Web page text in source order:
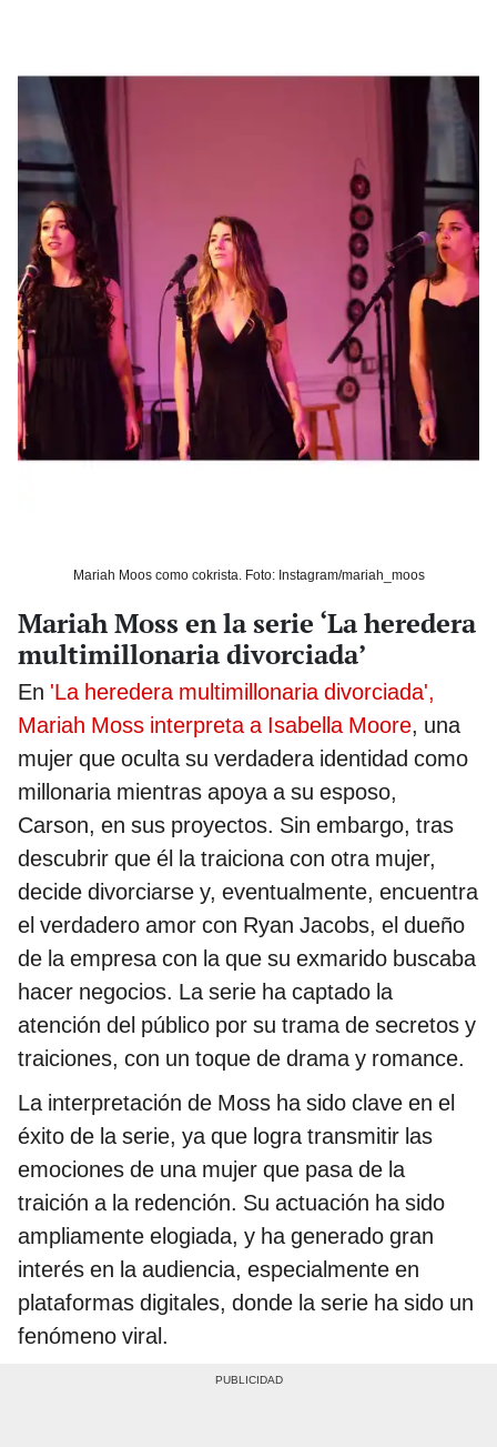
Mariah Moos como cokrista. Foto: Instagram/mariah_moos
Mariah Moss en la serie ‘La heredera
multimillonaria divorciada’
En 'La heredera multimillonaria divorciada',
Mariah Moss interpreta a Isabella Moore, una
mujer que oculta su verdadera identidad como
millonaria mientras apoya a su esposo,
Carson, en sus proyectos. Sin embargo, tras
descubrir que él la traiciona con otra mujer,
decide divorciarse y, eventualmente, encuentra
el verdadero amor con Ryan Jacobs, el dueño
de la empresa con la que su exmarido buscaba
hacer negocios. La serie ha captado la
atención del público por su trama de secretos y
traiciones, con un toque de drama y romance.
La interpretación de Moss ha sido clave en el
éxito de la serie, ya que logra transmitir las
emociones de una mujer que pasa de la
traición a la redención. Su actuación ha sido
ampliamente elogiada, y ha generado gran
interés en la audiencia, especialmente en
plataformas digitales, donde la serie ha sido un
fenómeno viral.